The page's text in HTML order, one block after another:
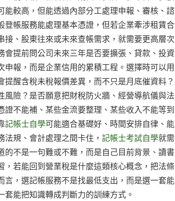
能較高，但能透過內部分工處理申報、審核、
登帳服務能處理基本憑證，但若企業牽涉租賃
接、股東往來或未來查帳需求，就需要更高層
會提前問公司未來三年是否要擴張、貸款、投
申報，而是企業信用的累積工程。選擇時可以
提醒含稅未稅報價差異，而不只是月底催資料
風險？是否願意把財稅防火牆、經營導航儀與
不能補、某些金流要整理、某些收入不能等
記帳士自學可能適合基礎好、時間安排自律、
規、會計處理之間卡住， 記帳士考試自學就
的不是一句難或不難，而是自己目前背景、讀
，若能回到營業稅是什麼這類核心概念，把法
言，選記帳服務不是找最低支出，而是選一套
能把知識轉成判斷力的訓練方式。